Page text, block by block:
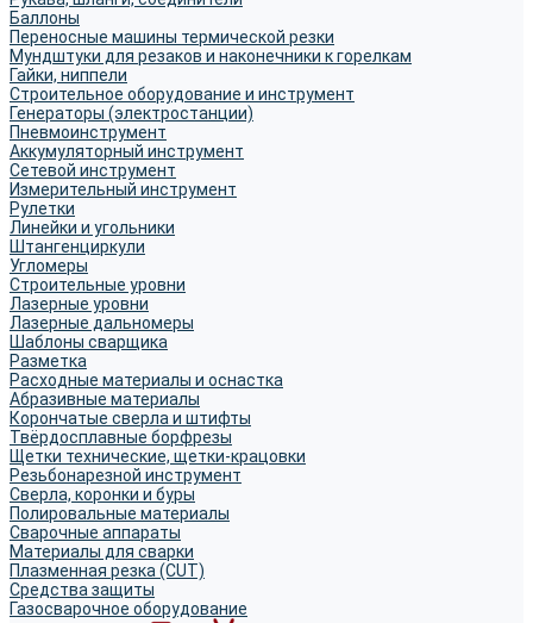
Баллоны
Переносные машины термической резки
Мундштуки для резаков и наконечники к горелкам
Гайки, ниппели
Строительное оборудование и инструмент
Генераторы (электростанции)
Пневмоинструмент
Аккумуляторный инструмент
Сетевой инструмент
Измерительный инструмент
Рулетки
Линейки и угольники
Штангенциркули
Угломеры
Строительные уровни
Лазерные уровни
Лазерные дальномеры
Шаблоны сварщика
Разметка
Расходные материалы и оснастка
Абразивные материалы
Корончатые сверла и штифты
Твёрдосплавные борфрезы
Щетки технические, щетки-крацовки
Резьбонарезной инструмент
Сверла, коронки и буры
Полировальные материалы
Сварочные аппараты
Материалы для сварки
Плазменная резка (CUT)
Средства защиты
Газосварочное оборудование